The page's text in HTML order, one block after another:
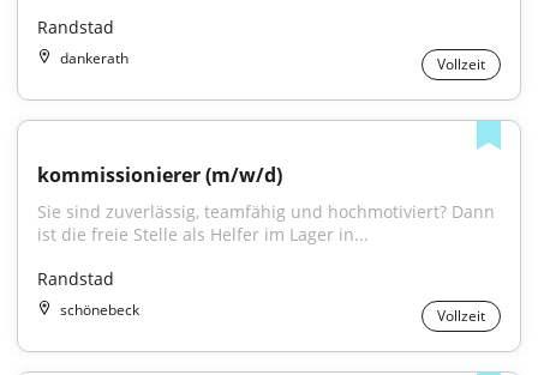
Randstad
dankerath Vollzeit
kommissionierer (m/w/d)
Sie sind zuverlässig, teamfähig und hochmotiviert? Dann
ist die freie Stelle als Helfer im Lager in...
Randstad
schönebeck Vollzeit